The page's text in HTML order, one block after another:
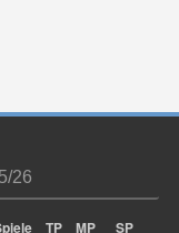
26
TP MP SP